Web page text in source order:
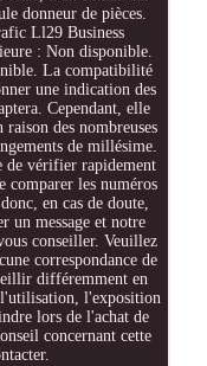
donneur de pièces.
Ll29 Business
: Non disponible.
La compatibilité
une indication des
Cependant, elle
des nombreuses
de millésime.
de vérifier rapidement
comparer les numéros
en cas de doute,
un message et notre
conseiller. Veuillez
correspondance de
différemment en
l'utilisation, l'exposition
lors de l'achat de
concernant cette